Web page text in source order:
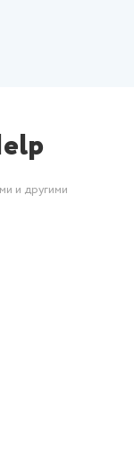
и другими